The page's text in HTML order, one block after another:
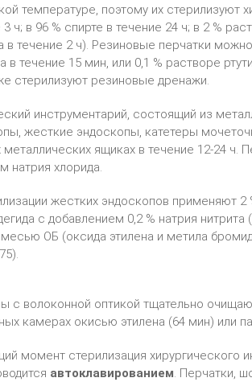
температуре, поэтому их
3 ч; в 96 % спирте в течение 24 ч; в 2 %
в течение 2 ч). Резиновые перчатки
в течение 15 мин, или 0,1 % растворе
стерилизуют резиновые дренажи.
инструментарий, состоящий из
жесткие эндоскопы, катетеры
ящиках в течение 12-24
натрия хлорида.
жестких эндоскопов применяют 2
с добавлением 0,2 % натрия
ОБ (оксида этилена и метила
с волоконной оптикой тщательно
камерах окисью этилена (64 мин) или
момент стерилизация хирургического
автоклавированием. Перчатки,